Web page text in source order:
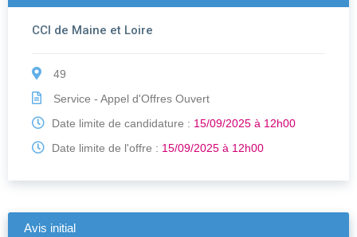
CCI de Maine et Loire
49
Service - Appel d'Offres Ouvert
Date limite de candidature : 15/09/2025 à 12h00
Date limite de l'offre : 15/09/2025 à 12h00
Avis initial